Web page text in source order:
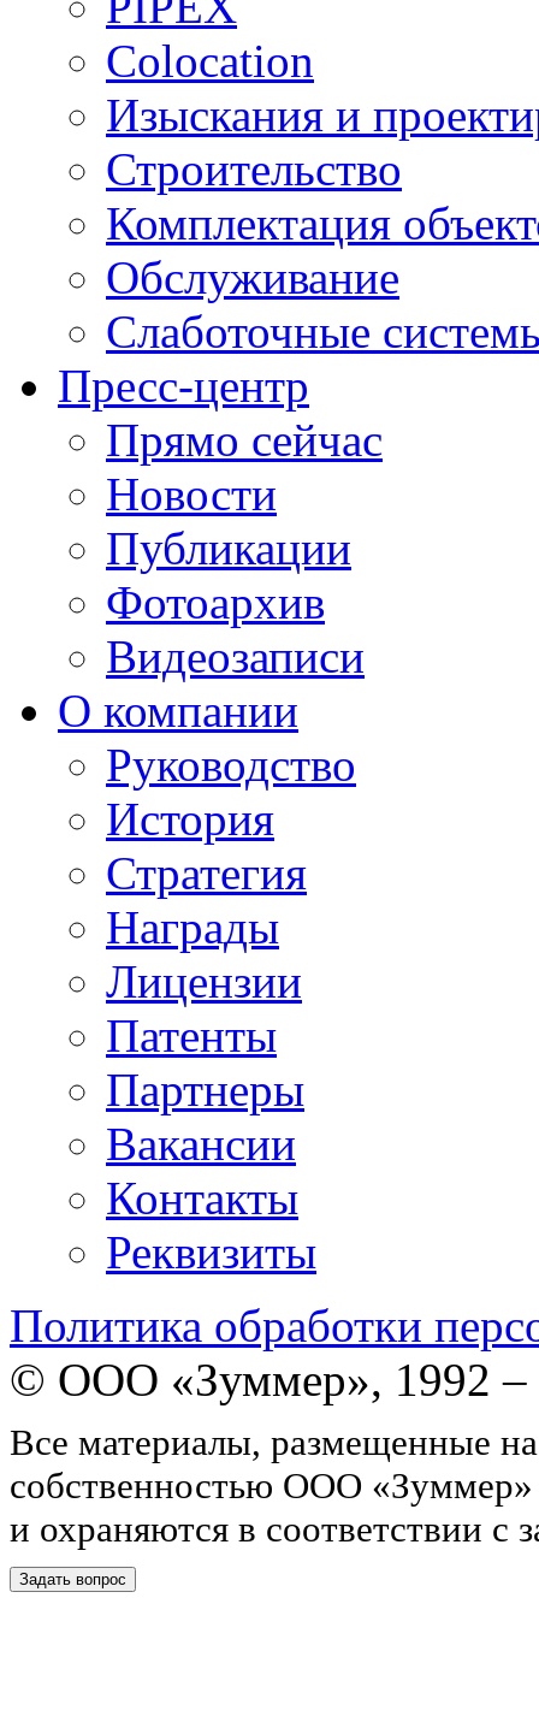
Colocation
Изыскания и
Строительство
Комплектация
Обслуживание
Слаботочные
Пресс-центр
Прямо сейчас
Новости
Публикации
Фотоархив
Видеозаписи
О компании
Руководство
История
Стратегия
Награды
Лицензии
Патенты
Партнеры
Вакансии
Контакты
Реквизиты
Политика обработки
© ООО «Зуммер», 1992 –
Все материалы, размещенные
собственностью ООО «Зуммер»
и охраняются в соответствии с
Задать вопрос